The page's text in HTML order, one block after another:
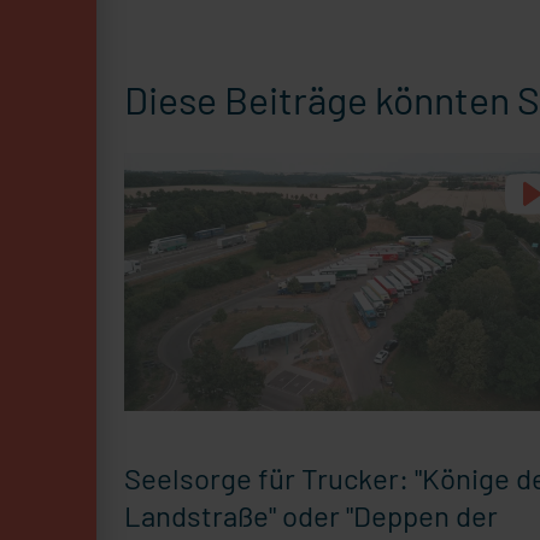
Diese Beiträge könnten
Seelsorge für Trucker: "Könige
Landstraße" oder "Deppen der